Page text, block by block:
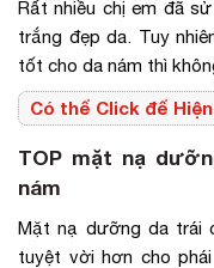
Rất nhiều chị em đã
trắng đẹp da. Tuy
tốt cho da nám thì
Có thể Click để
TOP mặt nạ
nám
Mặt nạ dưỡng da trái
tuyệt vời hơn cho